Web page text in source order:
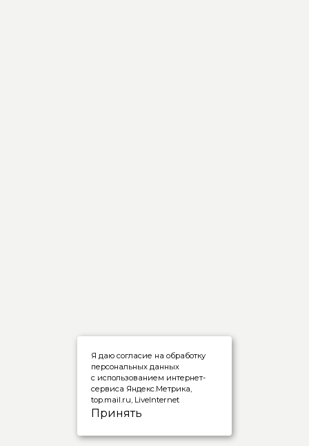
Я даю согласие на обработку
персональных данных
с использованием интернет-
сервиса Яндекс.Метрика,
top.mail.ru, LiveInternet
Принять